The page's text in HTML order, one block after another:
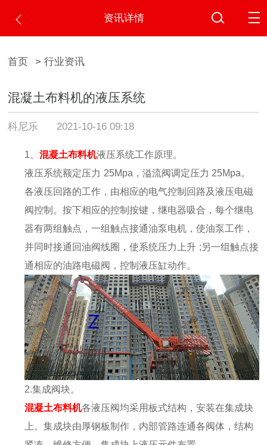
资讯详情
首页 > 行业资讯
混凝土布料机的液压系统
科尼乐 2021-10-16 09:18
1 、混凝土布料机液压系统工作原理。
液压系统额定压力 25Mpa ，溢流阀调定压力 25Mpa。
各液压回路的工作，由相应的电气控制回路及液压电磁
阀控制。按下相应的控制按键，继电器吸合，每个继电
器有两组触点，一组触点接通油泵电机，使油泵工作，
并同时接通回油阀线圈，使系统压力上升 ;另一组触点接
通相应的油路电磁阀，控制液压缸动作。
2.集成阀块。
混凝土布料机各液压阀均采用板式结构，安装在集成块
上。集成块由厚钢板制作，内部管路连通各阀体，结构